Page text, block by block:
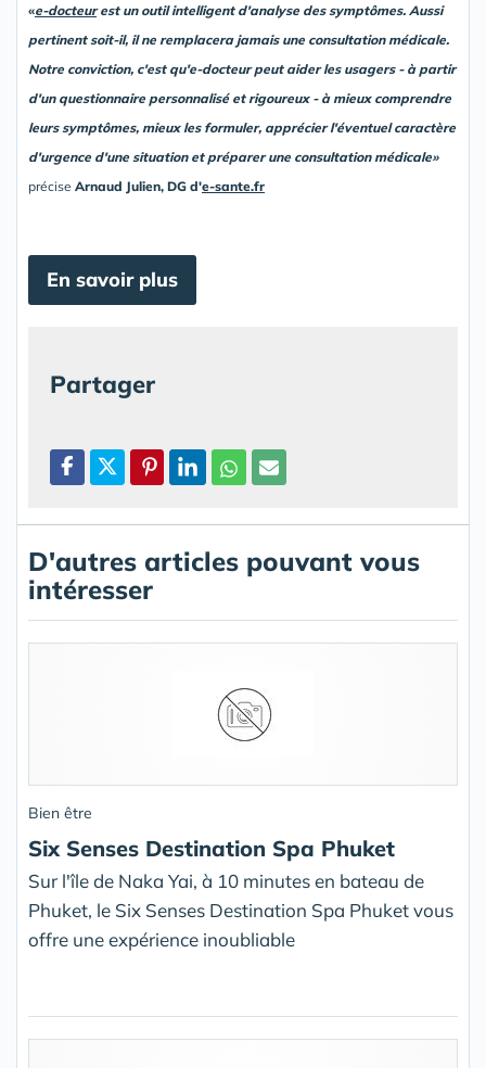
«e-docteurest un outil intelligent d'analyse des symptômes. Aussi
pertinent soit-il, il ne remplacera jamais une consultation médicale.
Notre conviction, c'est qu'e-docteur peut aider les usagers - à partir
d'un questionnaire personnalisé et rigoureux - à mieux comprendre
leurs symptômes, mieux les formuler, apprécier l'éventuel caractère
d'urgence d'une situation et préparer une consultation médicale»
précise Arnaud Julien, DG d'e-sante.fr
En savoir plus
Partager
D'autres articles pouvant vous
intéresser
Bien être
Six Senses Destination Spa Phuket
Sur l'île de Naka Yai, à 10 minutes en bateau de
Phuket, le Six Senses Destination Spa Phuket vous
offre une expérience inoubliable